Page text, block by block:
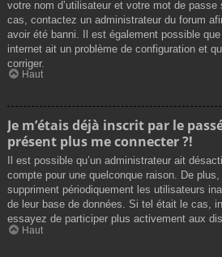
votre nom d’utilisateur et votre mot de
cas, contactez un administrateur du forum
avoir été banni. Il est également possible
internet ait un problème de configuration et
corriger.
Haut
Je m’étais déjà inscrit par le
présent plus me connecter ?!
Il est possible qu’un administrateur ait
compte pour une quelconque raison. De
suppriment périodiquement les utilisateurs
de leur base de données. Si tel était le cas,
essayez de participer plus activement aux
Haut